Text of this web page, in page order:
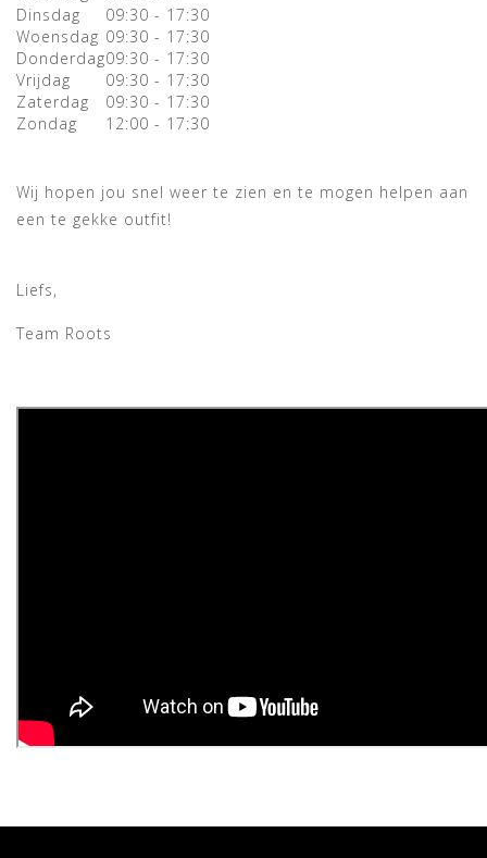
Dinsdag
09:30 - 17:30
Woensdag 09:30 - 17:30
Donderdag09:30 - 17:30
Vrijdag
09:30 - 17:30
Zaterdag
09:30 - 17:30
Zondag
12:00 - 17:30
Wij hopen jou snel weer te zien en te mogen helpen aan
een te gekke outfit!
Liefs,
Team Roots